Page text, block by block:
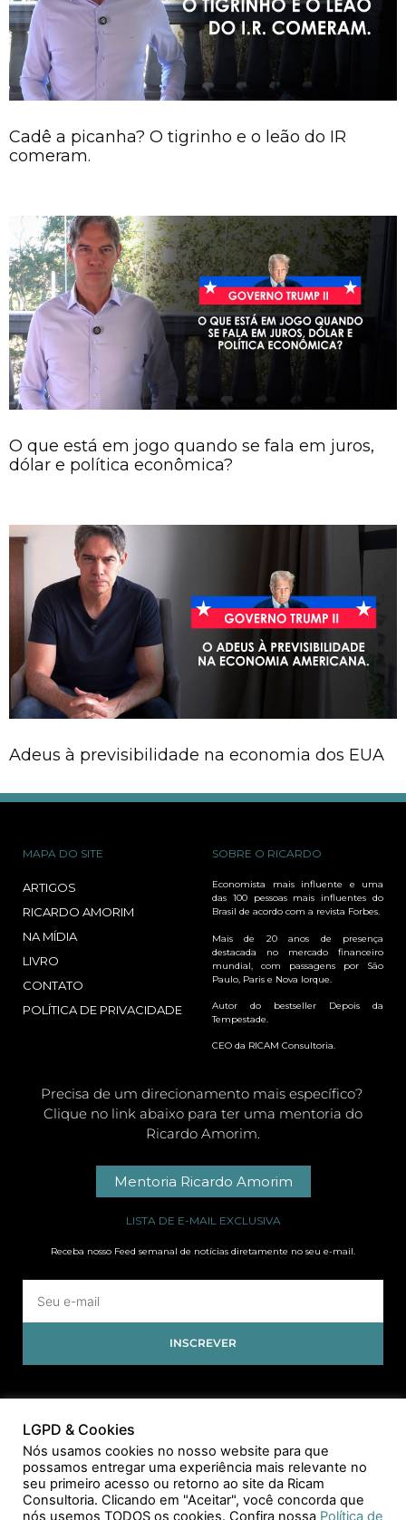
Cadê a picanha? O tigrinho e o leão do IR
comeram.
O que está em jogo quando se fala em juros,
dólar e política econômica?
Adeus à previsibilidade na economia dos EUA
MAPA DO SITE
ARTIGOS
RICARDO AMORIM
NA MÍDIA
LIVRO
CONTATO
POLÍTICA DE PRIVACIDADE
SOBRE O RICARDO
Economista mais influente e uma
das 100 pessoas mais influentes do
Brasil de acordo com a revista Forbes.
Mais de 20 anos de presença
destacada no mercado financeiro
mundial, com passagens por São
Paulo, Paris e Nova Iorque.
Autor do bestseller Depois da
Tempestade.
CEO da RICAM Consultoria.
Precisa de um direcionamento mais específico?
Clique no link abaixo para ter uma mentoria do
Ricardo Amorim.
Mentoria Ricardo Amorim
LISTA DE E-MAIL EXCLUSIVA
Receba nosso Feed semanal de notícias diretamente no seu e-mail.
INSCREVER
LGPD & Cookies
Nós usamos cookies no nosso website para que
possamos entregar uma experiência mais relevante no
seu primeiro acesso ou retorno ao site da Ricam
Consultoria. Clicando em "Aceitar", você concorda que
nós usemos TODOS os cookies. Confira nossa Política de